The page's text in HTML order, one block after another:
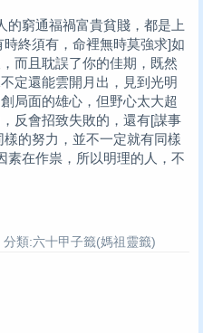
的窮通福禍富貴貧賤，都是上
終須有，命裡無時莫強求]如
而且耽誤了你的佳期，既然
定還能雲開月出，見到光明
局面的雄心，但野心太大超
反會招致失敗的，還有[謀事
的努力，並不一定就有同樣
素在作祟，所以明理的人，不
類:六十甲子籤(媽祖靈籤)